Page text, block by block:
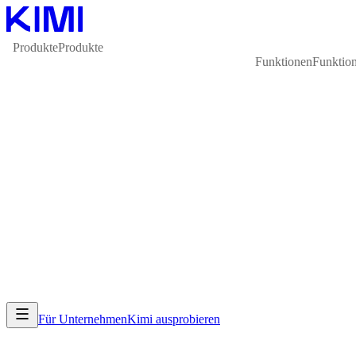
ProdukteProdukte
Funktionen
Für UnternehmenKimi ausprobieren